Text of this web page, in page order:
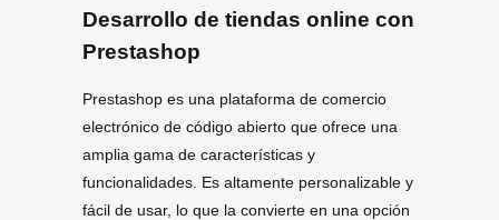
Desarrollo de tiendas online con
Prestashop
Prestashop es una plataforma de comercio
electrónico de código abierto que ofrece una
amplia gama de características y
funcionalidades. Es altamente personalizable y
fácil de usar, lo que la convierte en una opción